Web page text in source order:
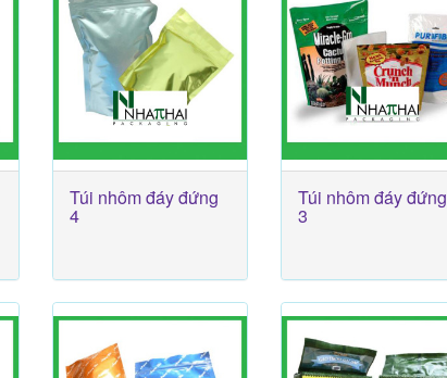
Túi nhôm đáy đứng
4
Túi nhôm đáy đứng
3